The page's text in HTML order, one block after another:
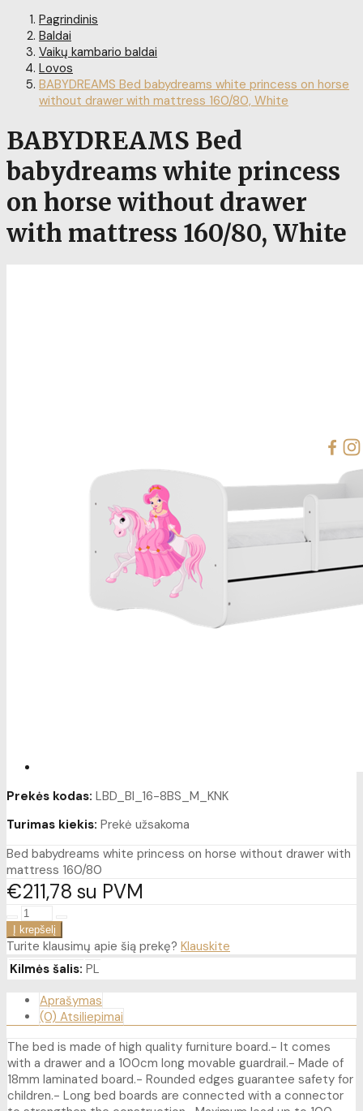
Pagrindinis
Baldai
Vaikų kambario baldai
Lovos
BABYDREAMS Bed babydreams white princess on horse
without drawer with mattress 160/80, White
BABYDREAMS Bed
babydreams white princess
on horse without drawer
with mattress 160/80, White
Prekės kodas: LBD_BI_16-8BS_M_KNK
Turimas kiekis: Prekė užsakoma
Bed babydreams white princess on horse without drawer with
mattress 160/80
€211 78 su PVM
Turite klausimų apie šią prekę? Klauskite
Kilmės šalis: PL
Aprašymas
(0) Atsiliepimai
The bed is made of high quality furniture board.- It comes
with a drawer and a 100cm long movable guardrail.- Made of
18mm laminated board.- Rounded edges guarantee safety for
children.- Long bed boards are connected with a connector